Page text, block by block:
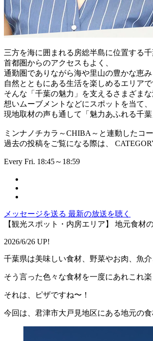
三方を海に囲まれる房総半島に位置する千
首都圏からのアクセスもよく、
通勤圏でありながら海や里山の豊かな恵み
自然とともにある生活を楽しめるエリアで
そんな「千葉の魅力」を支えるさまざま
想いムーブメントなどにスポットを当て、
現地取材の声も通して「魅力あふれる千葉
ミンナノチカラ～CHIBA～と連動したコ
過去の投稿をご覧になる際は、
Every Fri. 18:45～18:59
メッセージを送る 最新の放送を聴く
【観光スポット・内房エリア】 地元食材
2026/6/26 UP!
千葉県は美味しい食材、野菜やお肉、魚
そう言った色々な食材を一度にあれこれ
それは、ピザですね〜！
今回は、君津市大戸 見地区にある地元の